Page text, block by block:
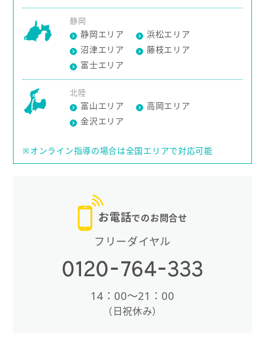
お電話でのお問合せ
フリーダイヤル
14：00〜21：00
（日祝休み）
静岡
静岡エリア
浜松エリア
沼津エリア
藤枝エリア
富士エリア
北陸
富山エリア
高岡エリア
金沢エリア
※オンライン指導の場合は全国エリアで対応可能